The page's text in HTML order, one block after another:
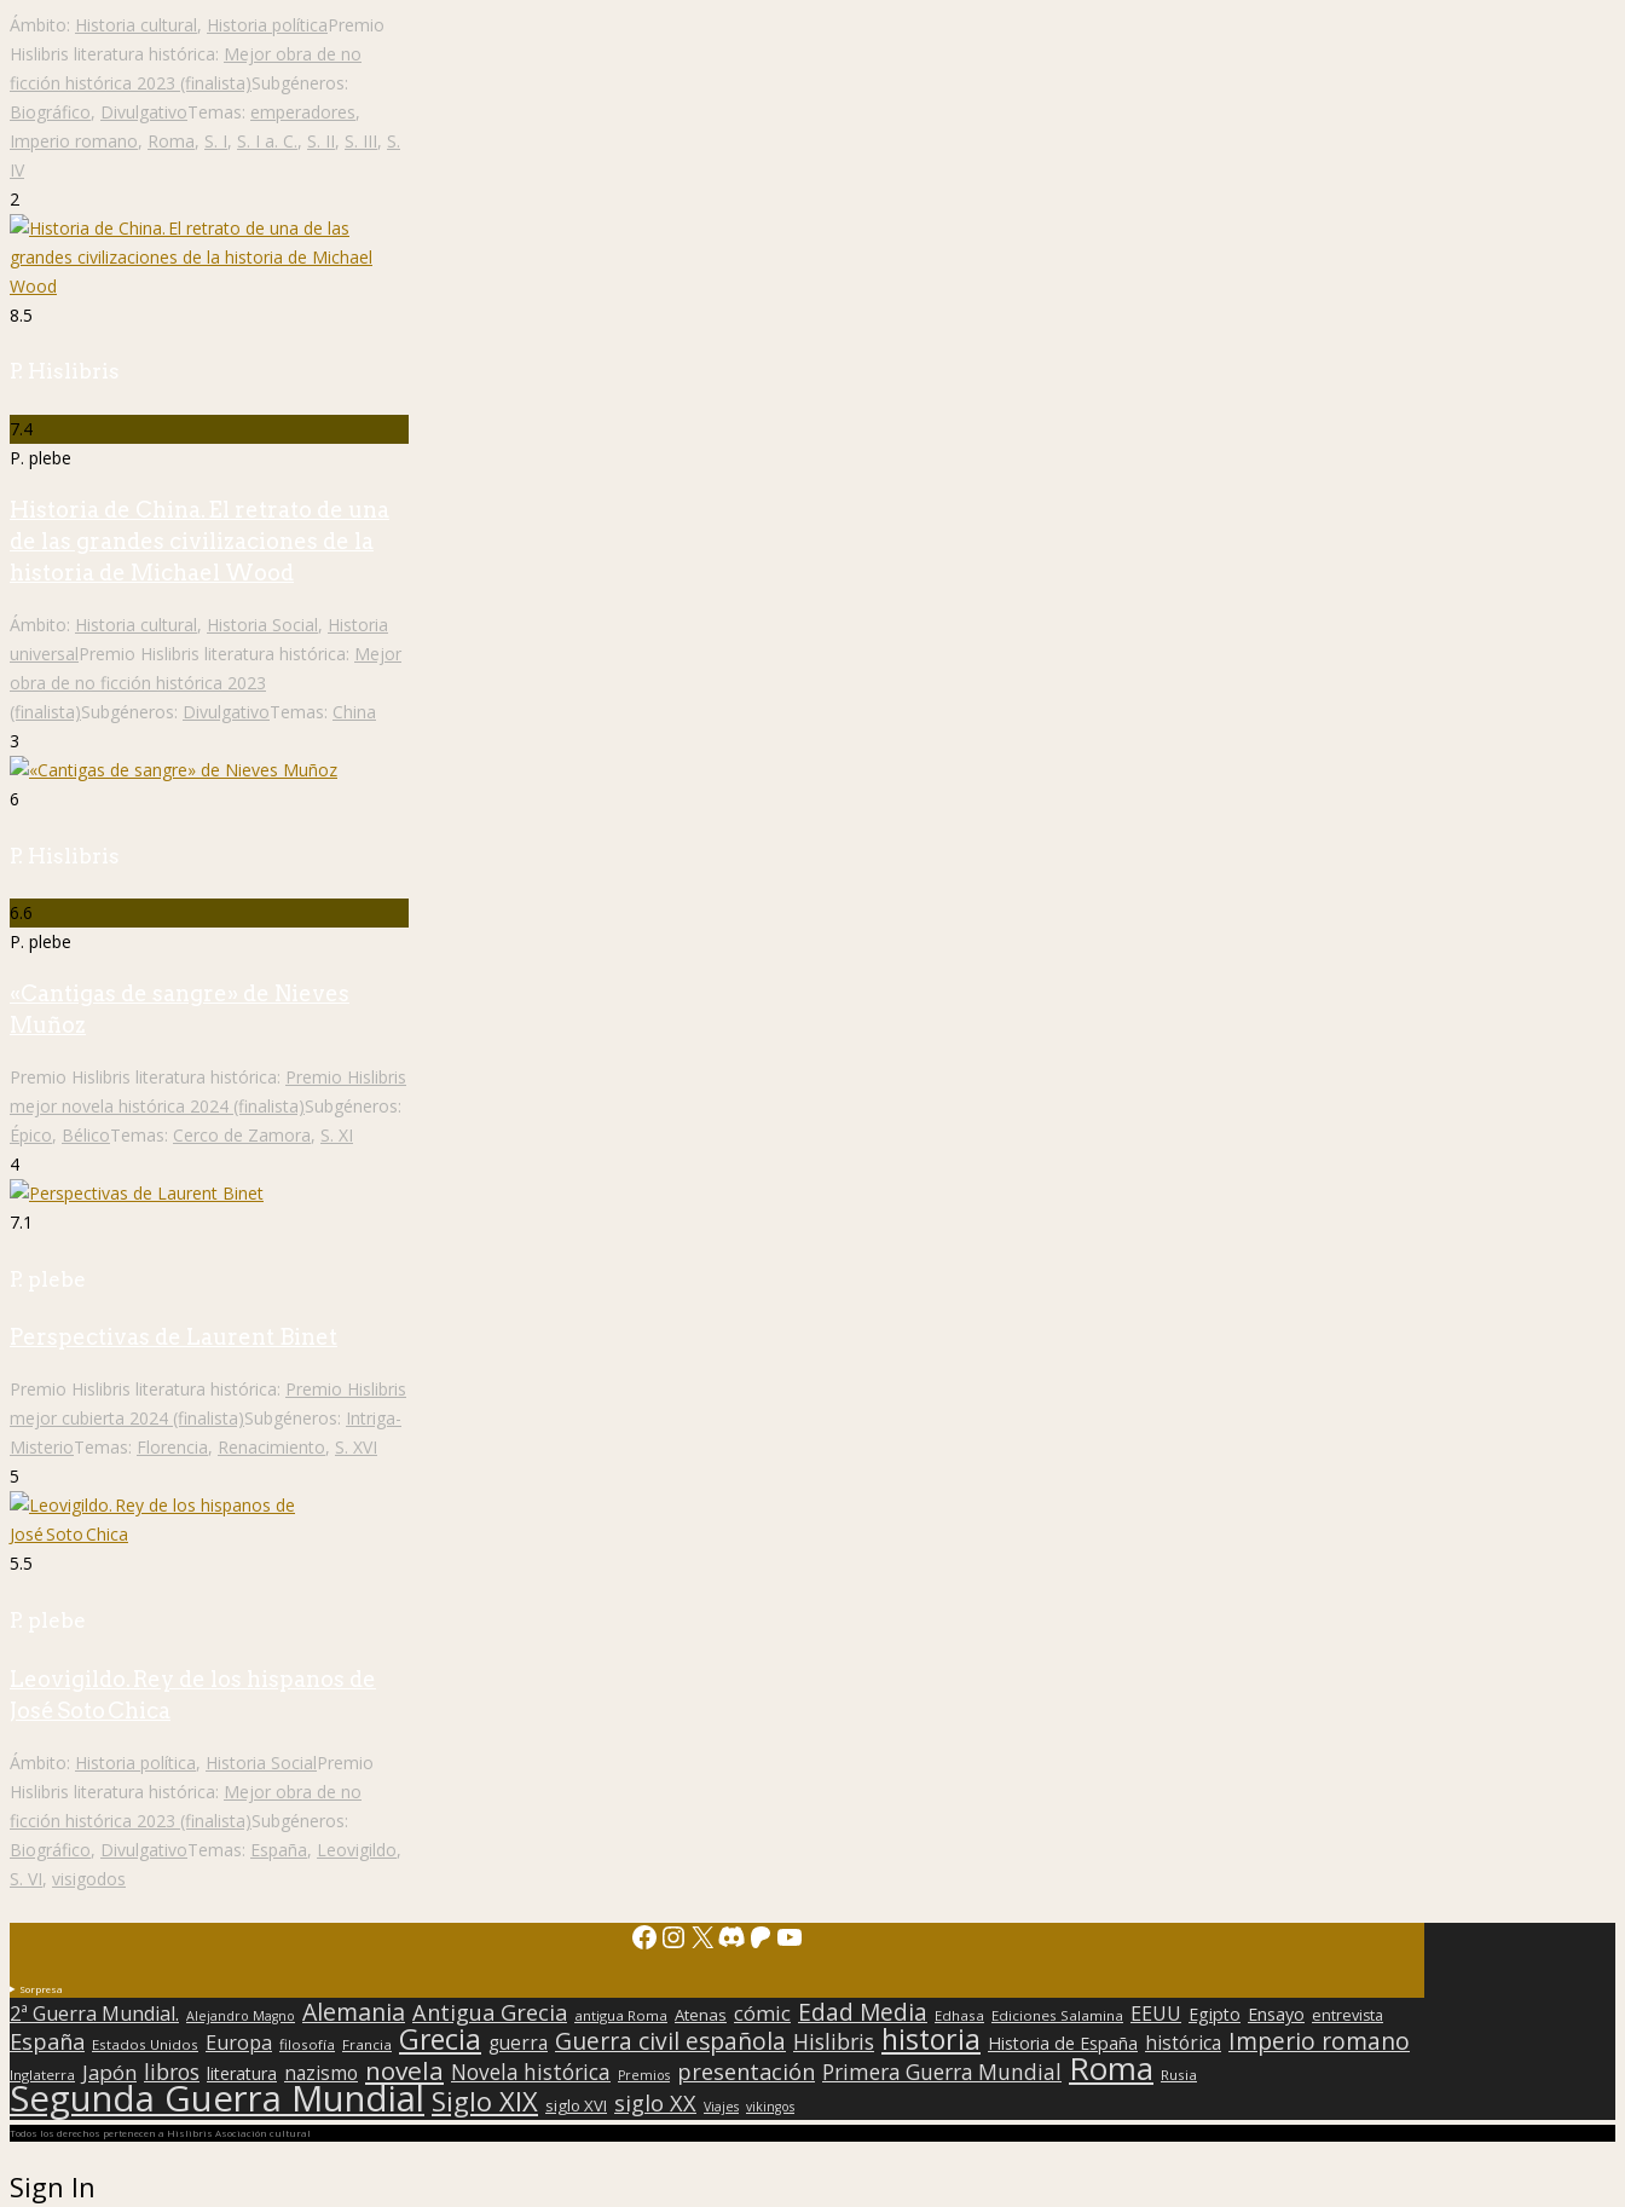
Ámbito: Historia cultural, Historia políticaPremio
Hislibris literatura histórica: Mejor obra de no
ficción histórica 2023 (finalista)Subgéneros:
Biográfico, DivulgativoTemas: emperadores,
Imperio romano, Roma, S. I, S. I a. C., S. II, S. III, S.
IV
2
8.5
P. Hislibris
7.4
P. plebe
Historia de China. El retrato de una
de las grandes civilizaciones de la
historia de Michael Wood
Ámbito: Historia cultural, Historia Social, Historia
universalPremio Hislibris literatura histórica: Mejor
obra de no ficción histórica 2023
(finalista)Subgéneros: DivulgativoTemas: China
3
6
P. Hislibris
6.6
P. plebe
«Cantigas de sangre» de Nieves
Muñoz
Premio Hislibris literatura histórica: Premio Hislibris
mejor novela histórica 2024 (finalista)Subgéneros:
Épico, BélicoTemas: Cerco de Zamora, S. XI
4
7.1
P. plebe
Perspectivas de Laurent Binet
Premio Hislibris literatura histórica: Premio Hislibris
mejor cubierta 2024 (finalista)Subgéneros: Intriga-
MisterioTemas: Florencia, Renacimiento, S. XVI
5
5.5
P. plebe
Leovigildo. Rey de los hispanos de
José Soto Chica
Ámbito: Historia política, Historia SocialPremio
Hislibris literatura histórica: Mejor obra de no
ficción histórica 2023 (finalista)Subgéneros:
Biográfico, DivulgativoTemas: España, Leovigildo,
S. VI, visigodos
Facebook
Instagram
X Discord
Patreon
YouTube
Sorpresa
2ª Guerra Mundial. Alejandro Magno Alemania Antigua Grecia antigua Roma Atenas cómic Edad Media Edhasa Ediciones Salamina EEUU Egipto Ensayo entrevista
España Estados Unidos Europa filosofía Francia Grecia guerra Guerra civil española Hislibris historia Historia de España histórica Imperio romano
Inglaterra Japón libros literatura nazismo novela Novela histórica Premios presentación Primera Guerra Mundial Roma Rusia
Segunda Guerra Mundial Siglo XIX siglo XVI siglo XX Viajes vikingos
Todos los derechos pertenecen a Hislibris Asociación cultural
Sign In